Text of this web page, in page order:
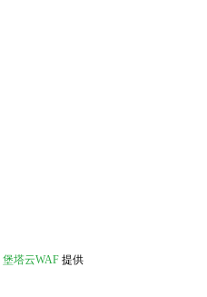
堡塔云WAF 提供